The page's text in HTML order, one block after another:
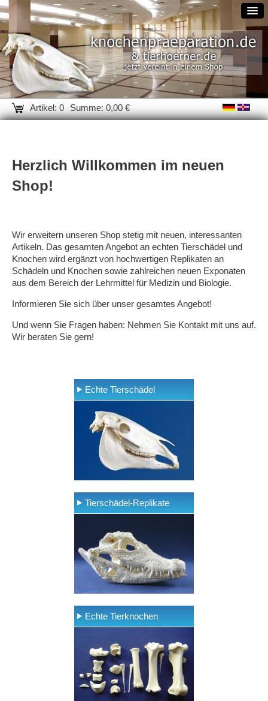
Artikel: 0 Summe: 0,00 €
Herzlich Willkommen im neuen
Shop!
Wir erweitern unseren Shop stetig mit neuen, interessanten
Artikeln. Das gesamten Angebot an echten Tierschädel und
Knochen wird ergänzt von hochwertigen Replikaten an
Schädeln und Knochen sowie zahlreichen neuen Exponaten
aus dem Bereich der Lehrmittel für Medizin und Biologie.
Informieren Sie sich über unser gesamtes Angebot!
Und wenn Sie Fragen haben: Nehmen Sie Kontakt mit uns auf.
Wir beraten Sie gern!
Echte Tierschädel
Tierschädel-Replikate
Echte Tierknochen